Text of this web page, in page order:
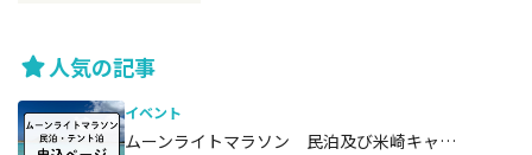
人気の記事
イベント
ムーンライトマラソン 民泊及び米崎キャ…